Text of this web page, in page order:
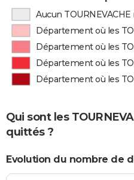
Aucun
Département où les
Département où les
Département où les
Département où les
Qui sont les
quittés ?
Evolution du nombre de